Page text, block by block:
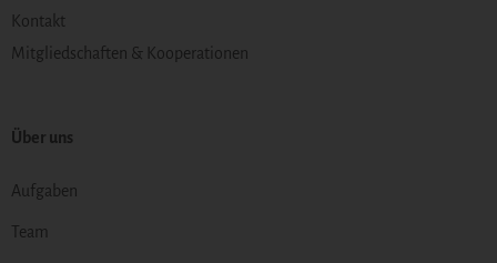
Kontakt
Mitgliedschaften & Kooperationen
Über uns
Aufgaben
Team